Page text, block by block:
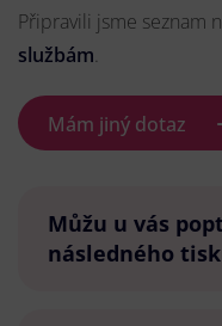
Připravili jsme seznam
službám.
Mám jiný dotaz
Můžu u vás
následného